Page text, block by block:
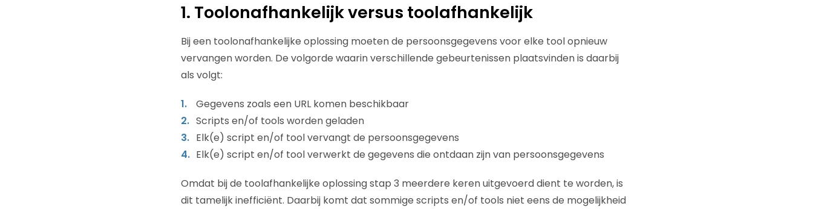
1. Toolonafhankelijk versus toolafhankelijk
Bij een toolonafhankelijke oplossing moeten de persoonsgegevens voor elke tool opnieuw
vervangen worden. De volgorde waarin verschillende gebeurtenissen plaatsvinden is daarbij
als volgt:
Gegevens zoals een URL komen beschikbaar
Scripts en/of tools worden geladen
Elk(e) script en/of tool vervangt de persoonsgegevens
Elk(e) script en/of tool verwerkt de gegevens die ontdaan zijn van persoonsgegevens
Omdat bij de toolafhankelijke oplossing stap 3 meerdere keren uitgevoerd dient te worden, is
dit tamelijk inefficiënt. Daarbij komt dat sommige scripts en/of tools niet eens de mogelijkheid